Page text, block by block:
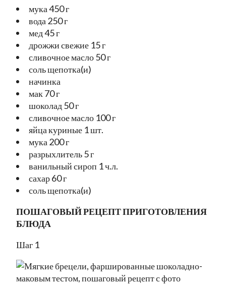
мука 450 г
вода 250 г
мед 45 г
дрожжи свежие 15 г
сливочное масло 50 г
соль щепотка(и)
начинка
мак 70 г
шоколад 50 г
сливочное масло 100 г
яйца куриные 1 шт.
мука 200 г
разрыхлитель 5 г
ванильный сироп 1 ч.л.
сахар 60 г
соль щепотка(и)
ПОШАГОВЫЙ РЕЦЕПТ ПРИГОТОВЛЕНИЯ
БЛЮДА
Шаг 1